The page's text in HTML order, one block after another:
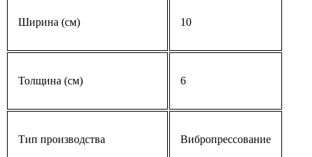
Ширина (см) 10
Толщина (см) 6
Тип производства Вибропрессование